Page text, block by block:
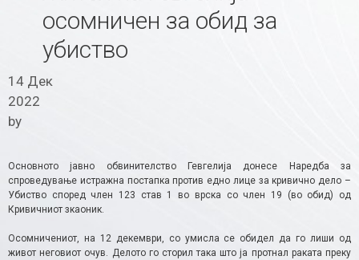
осомничен за обид за
убиство
14 Дек
2022
by
Основното јавно обвинителство Гевгелија донесе Наредба за
спроведување истражна постапка против едно лице за кривично дело –
Убиство според член 123 став 1 во врска со член 19 (во обид) од
Кривичниот зкаоник.
Осомничениот, на 12 декември, со умисла се обидел да го лиши од
живот неговиот очув. Делото го сторил така што ја протнал раката преку